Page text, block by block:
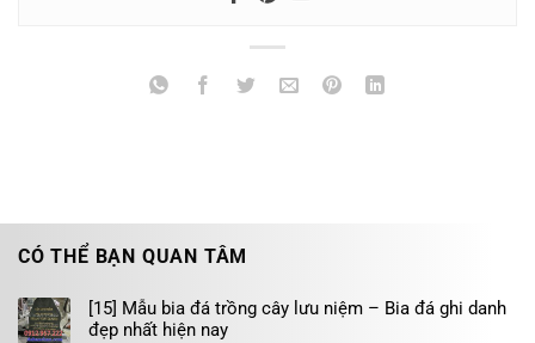
CÓ THỂ BẠN QUAN TÂM
[15] Mẫu bia đá trồng cây lưu niệm – Bia đá ghi danh
đẹp nhất hiện nay